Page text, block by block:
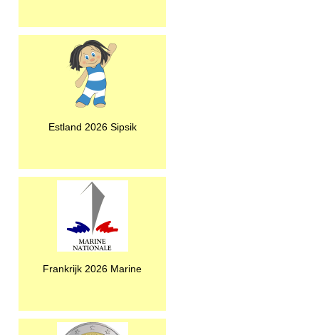
Estland 2026 Sipsik
Frankrijk 2026 Marine